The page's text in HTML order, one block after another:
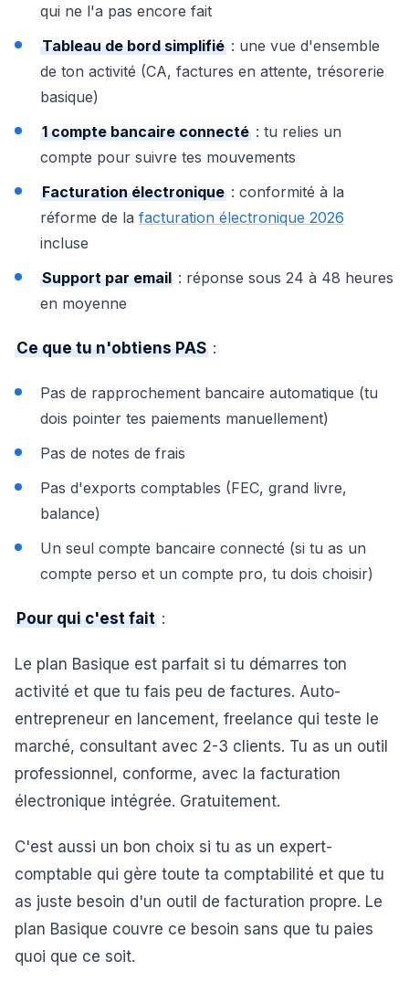
qui ne l'a pas encore fait
Tableau de bord simplifié : une vue d'ensemble
de ton activité (CA, factures en attente, trésorerie
basique)
1 compte bancaire connecté : tu relies un
compte pour suivre tes mouvements
Facturation électronique : conformité à la
réforme de la facturation électronique 2026
incluse
Support par email : réponse sous 24 à 48 heures
en moyenne
Ce que tu n'obtiens PAS :
Pas de rapprochement bancaire automatique (tu
dois pointer tes paiements manuellement)
Pas de notes de frais
Pas d'exports comptables (FEC, grand livre,
balance)
Un seul compte bancaire connecté (si tu as un
compte perso et un compte pro, tu dois choisir)
Pour qui c'est fait :
Le plan Basique est parfait si tu démarres ton
activité et que tu fais peu de factures. Auto-
entrepreneur en lancement, freelance qui teste le
marché, consultant avec 2-3 clients. Tu as un outil
professionnel, conforme, avec la facturation
électronique intégrée. Gratuitement.
C'est aussi un bon choix si tu as un expert-
comptable qui gère toute ta comptabilité et que tu
as juste besoin d'un outil de facturation propre. Le
plan Basique couvre ce besoin sans que tu paies
quoi que ce soit.